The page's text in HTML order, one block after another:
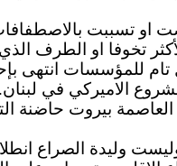
او تسببت
تخوفا او الطرف
للمؤسسات انتهى
الاميركي في لبنان.
بيروت حاضنة
وليدة الصراع